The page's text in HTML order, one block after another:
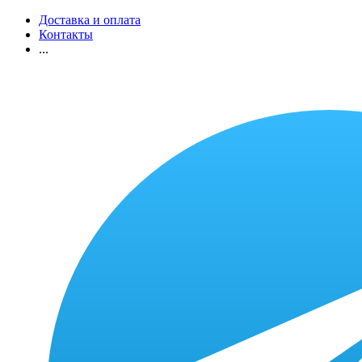
Доставка и оплата
Контакты
...